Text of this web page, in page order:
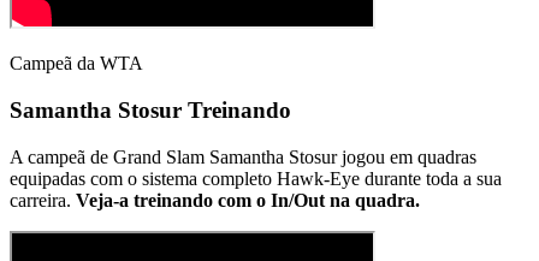
Campeã da WTA
Samantha Stosur Treinando
A campeã de Grand Slam Samantha Stosur jogou em quadras
equipadas com o sistema completo Hawk-Eye durante toda a sua
carreira. Veja-a treinando com o In/Out na quadra.